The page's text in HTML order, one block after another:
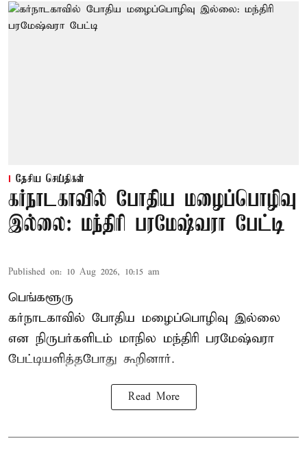
தேசிய செய்திகள்
கர்நாடகாவில் போதிய மழைப்பொழிவு
இல்லை: மந்திரி பரமேஷ்வரா பேட்டி
Published on: 10 Aug 2026, 10:15 am
பெங்களூரு
கர்நாடகாவில் போதிய மழைப்பொழிவு இல்லை
என நிருபர்களிடம் மாநில மந்திரி பரமேஷ்வரா
பேட்டியளித்தபோது கூறினார்.
Read More